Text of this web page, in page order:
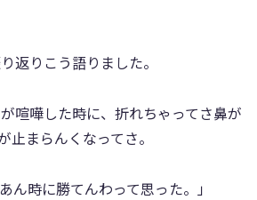
返りこう語りました。
喧嘩した時に、折れちゃってさ鼻が
まらんくなってさ。
ん時に勝てんわって思った。」